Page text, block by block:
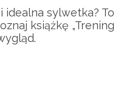
idealna sylwetka? To
książkę „Trening